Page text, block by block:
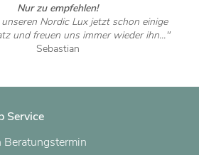
Nur zu empfehlen!
Nordic Lux jetzt schon einige
und freuen uns immer wieder ihn..."
Sebastian
Service
Beratungstermin